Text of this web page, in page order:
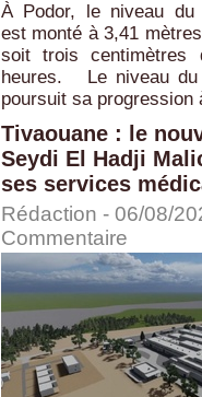
À Podor, le niveau du
est monté à 3,41
soit trois
heures. Le niveau du
poursuit sa progression
Tivaouane : le
Seydi El Hadji
ses services
Rédaction - 06/08/
Commentaire